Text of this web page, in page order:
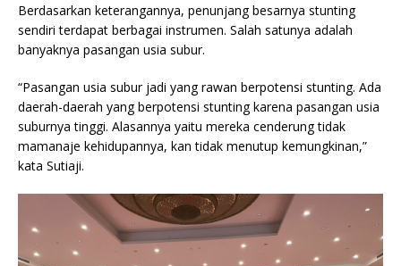
Berdasarkan keterangannya, penunjang besarnya stunting
sendiri terdapat berbagai instrumen. Salah satunya adalah
banyaknya pasangan usia subur.
“Pasangan usia subur jadi yang rawan berpotensi stunting. Ada
daerah-daerah yang berpotensi stunting karena pasangan usia
suburnya tinggi. Alasannya yaitu mereka cenderung tidak
mamanaje kehidupannya, kan tidak menutup kemungkinan,”
kata Sutiaji.